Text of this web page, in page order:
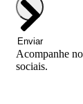
Enviar
Acompanhe
sociais.